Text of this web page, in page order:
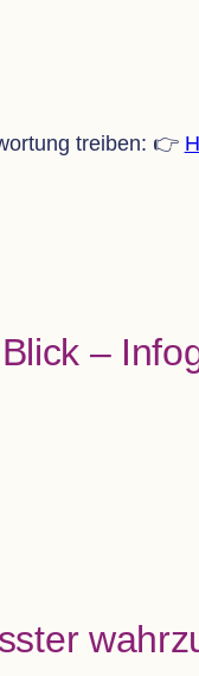
trei­ben: 👉
–